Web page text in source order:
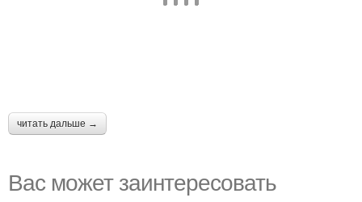
читать дальше →
Вас может заинтересовать